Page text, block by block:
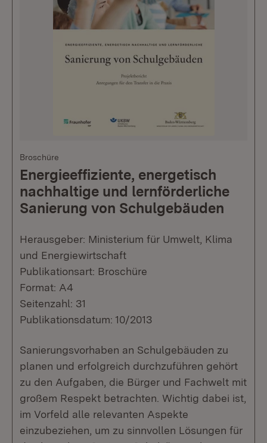
Broschüre
Energieeffiziente, energetisch
nachhaltige und lernförderliche
Sanierung von Schulgebäuden
Herausgeber: Ministerium für Umwelt, Klima
und Energiewirtschaft
Publikationsart: Broschüre
Format: A4
Seitenzahl: 31
Publikationsdatum: 10/2013
Sanierungsvorhaben an Schulgebäuden zu
planen und erfolgreich durchzuführen gehört
zu den Aufgaben, die Bürger und Fachwelt mit
großem Respekt betrachten. Wichtig dabei ist,
im Vorfeld alle relevanten Aspekte
einzubeziehen, um zu sinnvollen Lösungen für